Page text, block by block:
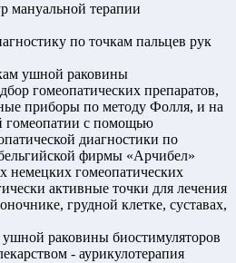
мануальной терапии
по точкам пальцев рук
ушной раковины
гомеопатических препаратов,
приборы по методу Фолля, и на
гомеопатии с помощью
диагностики по
фирмы «Арчибел»
немецких гомеопатических
активные точки для лечения
грудной клетке, суставах,
раковины биостимуляторов
- аурикулотерапия